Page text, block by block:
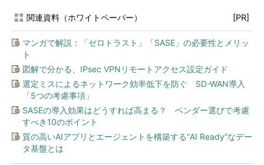
関連資料（ホワイトペーパー） [PR]
マンガで解説：「ゼロトラスト」「SASE」の必要性とメリッ
ト
図解で分かる、IPsec VPNリモートアクセス設定ガイド
選定ミスによるネットワーク効率低下を防ぐ SD-WAN導入
「5つの考慮事項」
SASEの導入効果はどうすれば高まる？ ベンダー選びで考慮
すべき10のポイント
質の高いAIアプリとエージェントを構築する“AI Ready”なデー
タ基盤とは